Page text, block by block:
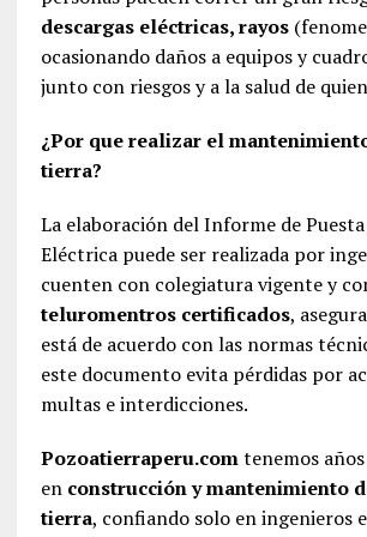
descargas eléctricas, rayos
ocasionando daños a equipos y
junto con riesgos y a la salud de
¿Por que realizar el
tierra?
La elaboración del Informe de
Eléctrica puede ser realizada por
cuenten con colegiatura vigente y
teluromentros certificados,
está de acuerdo con las normas
este documento evita pérdidas por
multas e interdicciones.
Pozoatierraperu.comtenemos
en construcción y mantenimiento
tierra, confiando solo en ingenieros